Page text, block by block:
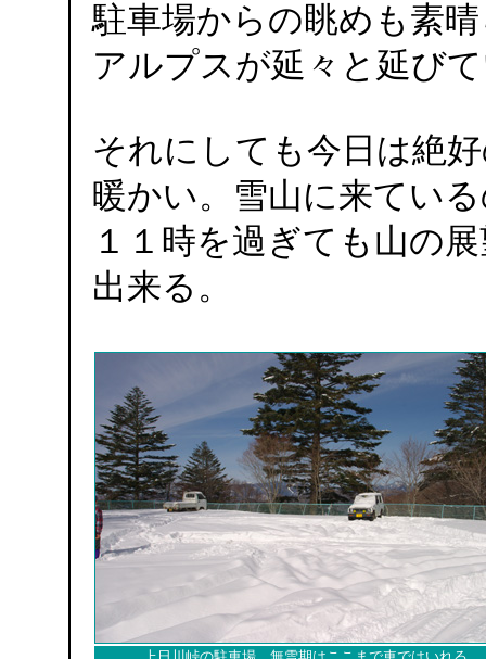
駐車場からの眺めも素
アルプスが延々と延び
それにしても今日は絶
暖かい。雪山に来てい
１１時を過ぎても山の
出来る。